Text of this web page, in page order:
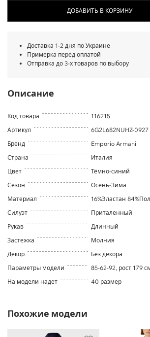
ДОБАВИТЬ В КОРЗИНУ
Доставка 1-2 дня по Украине
Примерка перед оплатой
Отправка до 3-х товаров по выбору
Описание
Код товара
116215
Артикул
6G2L682NUHZ-0927
Бренд
Emporio Armani
Страна
Италия
Цвет
Тёмно-синий
Сезон
Осень-Зима
Материал
16%Эластан
Силуэт
Приталенный
Рукав
Длинный
Застежка
Молния
Декор
Без декора
Параметры модели
85-62-92, рост 179
На модели надет
40 размер
Похожие модели